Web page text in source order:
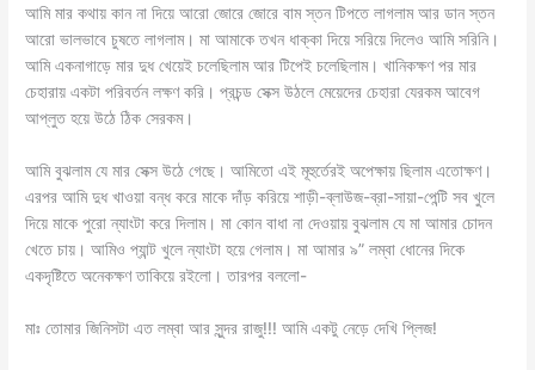
আমি মার কথায় কান না দিয়ে আরো জোরে জোরে বাম স্তন টিপতে লাগলাম আর ডান স্তন
আরো ভালভাবে চুষতে লাগলাম। মা আমাকে তখন ধাক্কা দিয়ে সরিয়ে দিলেও আমি সরিনি।
আমি একনাগাড়ে মার দুধ খেয়েই চলেছিলাম আর টিপেই চলেছিলাম। খানিকক্ষণ পর মার
চেহারায় একটা পরিবর্তন লক্ষণ করি। প্রচন্ড সেক্স উঠলে মেয়েদের চেহারা যেরকম আবেগ
আপ্লুত হয়ে উঠে ঠিক সেরকম।
আমি বুঝলাম যে মার সেক্স উঠে গেছে। আমিতো এই মূহুর্তেরই অপেক্ষায় ছিলাম এতোক্ষণ।
এরপর আমি দুধ খাওয়া বন্ধ করে মাকে দাঁড় করিয়ে শাড়ী-ব্লাউজ-ব্রা-সায়া-পেন্টি সব খুলে
দিয়ে মাকে পুরো ন্যাংটা করে দিলাম। মা কোন বাধা না দেওয়ায় বুঝলাম যে মা আমার চোদন
খেতে চায়। আমিও প্যান্ট খুলে ন্যাংটা হয়ে গেলাম। মা আমার ৯” লম্বা ধোনের দিকে
একদৃষ্টিতে অনেকক্ষণ তাকিয়ে রইলো। তারপর বললো-
মাঃ তোমার জিনিসটা এত লম্বা আর সুন্দর রাজু!!! আমি একটু নেড়ে দেখি প্লিজ!